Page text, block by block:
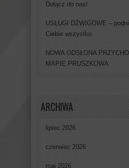
Dołącz do nas!
USŁUGI DŹWIGOWE –
Ciebie wszystko
NOWA ODSŁONA
MAPIE PRUSZKOWA
ARCHIWA
lipiec 2026
czerwiec 2026
maj 2026